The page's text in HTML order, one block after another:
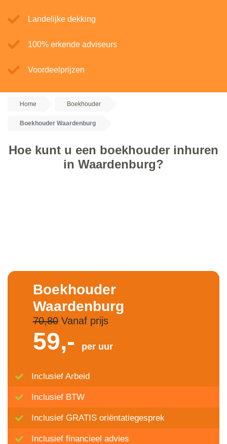
Landelijke dekking
100% erkende adviseurs
Voordeelprijzen
Home Boekhouder
Boekhouder Waardenburg
Hoe kunt u een boekhouder inhuren
in Waardenburg?
Boekhouder
Waardenburg
70,80Vanaf prijs
59,- per uur
Inclusief Arbeid
Inclusief BTW
Inclusief GRATIS oriëntatiegesprek
Inclusief financieel advies